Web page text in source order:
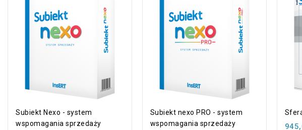
Subiekt Nexo - system
wspomagania sprzedaży
Subiekt nexo PRO - system
wspomagania sprzedaży